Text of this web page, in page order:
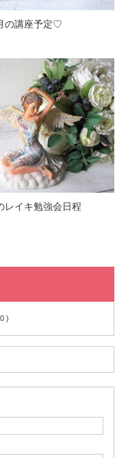
の講座予定♡
レイキ勉強会日程
)